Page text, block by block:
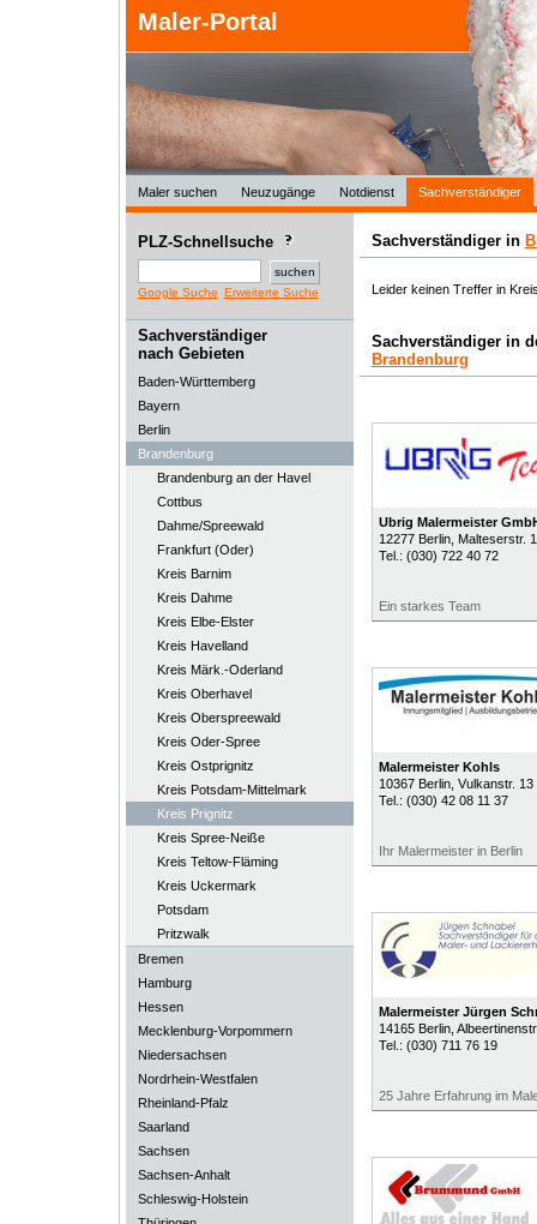
Maler-Portal
Maler suchen Neuzugänge Notdienst Sachverständiger
PLZ-Schnellsuche
Google Suche Erweiterte Suche
Sachverständiger
nach Gebieten
Baden-Württemberg
Bayern
Berlin
Brandenburg
Brandenburg an der Havel
Cottbus
Dahme/Spreewald
Frankfurt (Oder)
Kreis Barnim
Kreis Dahme
Kreis Elbe-Elster
Kreis Havelland
Kreis Märk.-Oderland
Kreis Oberhavel
Kreis Oberspreewald
Kreis Oder-Spree
Kreis Ostprignitz
Kreis Potsdam-Mittelmark
Kreis Prignitz
Kreis Spree-Neiße
Kreis Teltow-Fläming
Kreis Uckermark
Potsdam
Pritzwalk
Bremen
Hamburg
Hessen
Mecklenburg-Vorpommern
Niedersachsen
Nordrhein-Westfalen
Rheinland-Pfalz
Saarland
Sachsen
Sachsen-Anhalt
Schleswig-Holstein
Sachverständiger in
Leider keinen Treffer in
Sachverständiger in
Brandenburg
Ubrig Malermeister
12277 Berlin, Malteserstr.
Tel.: (030) 722 40 72
Ein starkes Team
Malermeister Kohls
10367 Berlin, Vulkanstr. 13
Tel.: (030) 42 08 11 37
Ihr Malermeister in Berlin
Malermeister Jürgen
14165 Berlin,
Tel.: (030) 711 76 19
25 Jahre Erfahrung im